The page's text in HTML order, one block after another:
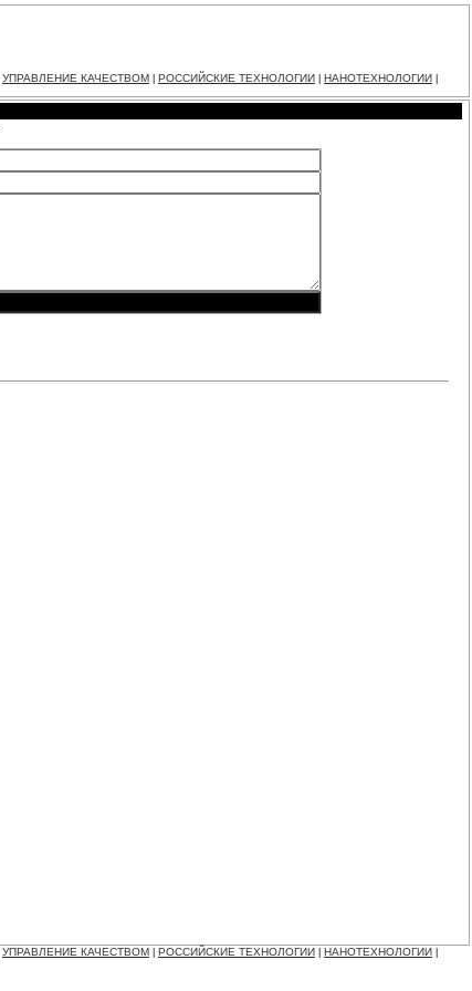
УПРАВЛЕНИЕ КАЧЕСТВОМ РОССИЙСКИЕ ТЕХНОЛОГИИ НАНОТЕХНОЛОГИИ
УПРАВЛЕНИЕ КАЧЕСТВОМ РОССИЙСКИЕ ТЕХНОЛОГИИ НАНОТЕХНОЛОГИИ